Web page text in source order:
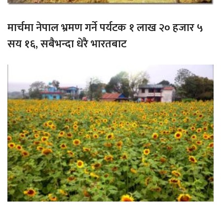
मार्चमा नेपाल भ्रमण गर्ने पर्यटक १ लाख २० हजार ५
सय १६, सबैभन्दा धेरै भारतबाट